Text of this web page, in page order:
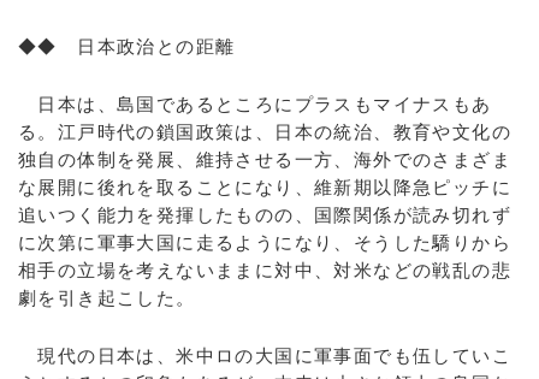
◆◆ 日本政治との距離
日本は、島国であるところにプラスもマイナスもあ
る。江戸時代の鎖国政策は、日本の統治、教育や文化の
独自の体制を発展、維持させる一方、海外でのさまざま
な展開に後れを取ることになり、維新期以降急ピッチに
追いつく能力を発揮したものの、国際関係が読み切れず
に次第に軍事大国に走るようになり、そうした驕りから
相手の立場を考えないままに対中、対米などの戦乱の悲
劇を引き起こした。
現代の日本は、米中ロの大国に軍事面でも伍していこ